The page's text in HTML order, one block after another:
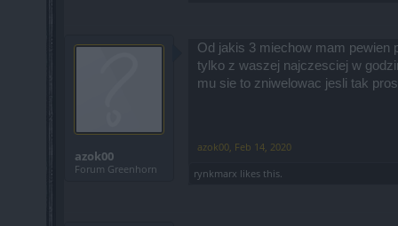
azok00
Forum Greenhorn
Od jakis 3 miechow mam pewien
tylko z waszej najczesciej w
mu sie to zniwelowac jesli tak
azok00, Feb 14, 2020
rynkmarx likes this.